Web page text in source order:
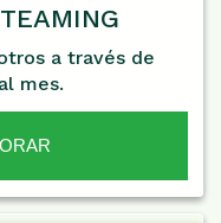
a través de
mes.